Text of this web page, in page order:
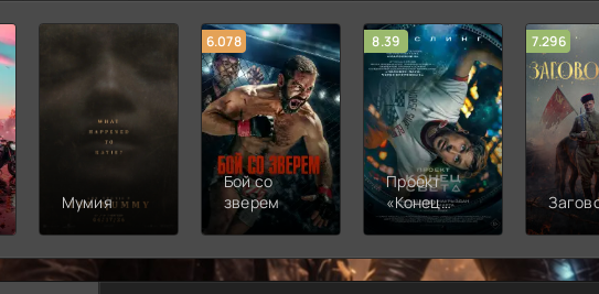
Мумия
6.078
Бой со
зверем
8.39
Проект
«Конец
света»
7.296